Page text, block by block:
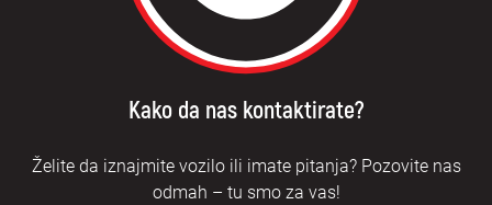
Kako da nas kontaktirate?
Želite da iznajmite vozilo ili imate pitanja? Pozovite nas
odmah – tu smo za vas!